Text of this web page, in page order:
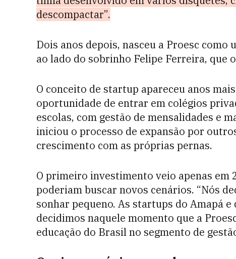
descompactar”.
Dois anos depois, nasceu a Proesc
ao lado do sobrinho Felipe Ferreira, que
O conceito de startup apareceu anos
oportunidade de entrar em colégios
escolas, com gestão de mensalidades e
iniciou o processo de expansão por
crescimento com as próprias pernas.
O primeiro investimento veio apenas em
poderiam buscar novos cenários. “Nós
sonhar pequeno. As startups do Amapá
decidimos naquele momento que a
educação do Brasil no segmento de